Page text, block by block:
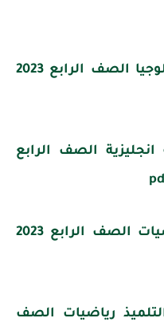
أسئلة مراجعة المتميز تكنولوجيا الصف الرابع 2023
الصف الرابع
أسئلة مراجعة المتميز رياضيات الصف الرابع 2023
رياضيات الصف